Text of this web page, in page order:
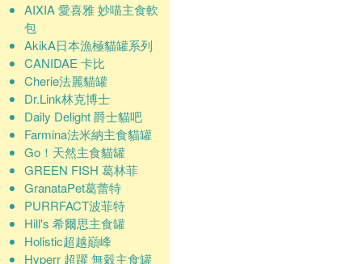
AIXIA 愛喜雅 妙喵主食軟
包
AkikA日本漁極貓罐系列
CANIDAE 卡比
Cherie法麗貓罐
Dr.Link林克博士
Daily Delight 爵士貓吧
Farmina法米納主食貓罐
Go！天然主食貓罐
GREEN FISH 葛林菲
GranataPet葛蕾特
PURRFACT波菲特
Hill's 希爾思主食罐
Holistic超越巔峰
Hyperr 超躍 無穀主食罐